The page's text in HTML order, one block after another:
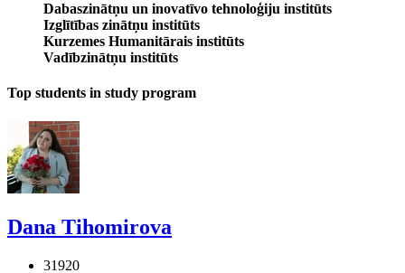
Dabaszinātņu un inovatīvo tehnoloģiju institūts
Izglītības zinātņu institūts
Kurzemes Humanitārais institūts
Vadībzinātņu institūts
Top students in study program
Dana Tihomirova
31920